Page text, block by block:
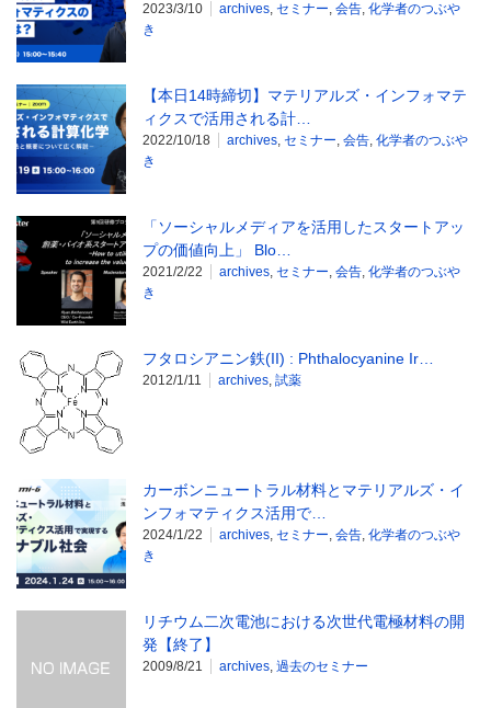
2023/3/10 archives, セミナー, 会告, 化学者のつぶや
き
【本日14時締切】マテリアルズ・インフォマテ
ィクスで活用される計…
2022/10/18 archives, セミナー, 会告, 化学者のつぶや
き
「ソーシャルメディアを活用したスタートアッ
プの価値向上」 Blo…
2021/2/22 archives, セミナー, 会告, 化学者のつぶや
き
フタロシアニン鉄(II) : Phthalocyanine Ir…
2012/1/11 archives, 試薬
カーボンニュートラル材料とマテリアルズ・イ
ンフォマティクス活用で…
2024/1/22 archives, セミナー, 会告, 化学者のつぶや
き
リチウム二次電池における次世代電極材料の開
発【終了】
2009/8/21 archives, 過去のセミナー